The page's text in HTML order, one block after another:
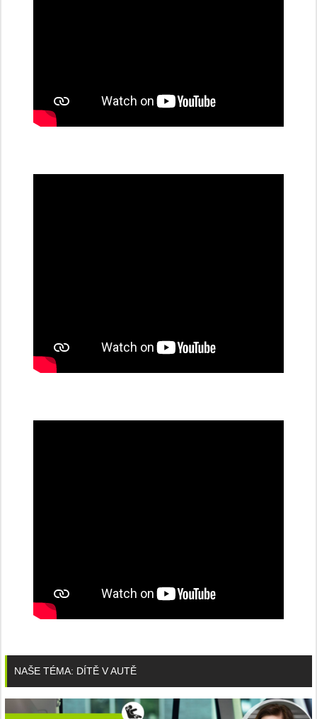
NAŠE TÉMA: DÍTĚ V AUTĚ